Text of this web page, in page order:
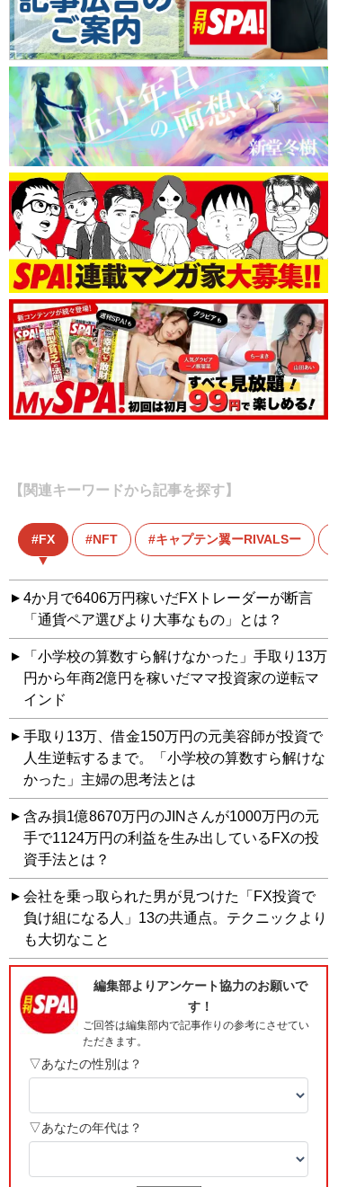
【関連キーワードから記事を探す】
FX NFT キャプテン翼ーRIVALSー
4か月で6406万円稼いだFXトレーダーが断言
「通貨ペア選びより大事なもの」とは？
「小学校の算数すら解けなかった」手取り13万
円から年商2億円を稼いだママ投資家の逆転マ
インド
手取り13万、借金150万円の元美容師が投資で
人生逆転するまで。「小学校の算数すら解けな
かった」主婦の思考法とは
含み損1億8670万円のJINさんが1000万円の元
手で1124万円の利益を生み出しているFXの投
資手法とは？
会社を乗っ取られた男が見つけた「FX投資で
負け組になる人」13の共通点。テクニックより
も大切なこと